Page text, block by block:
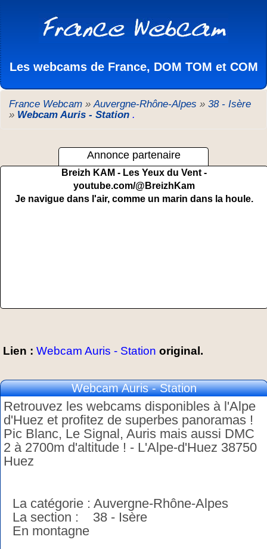
Les webcams de France, DOM TOM et COM
France Webcam »Auvergne-Rhône-Alpes » 38 - Isère
» Webcam Auris - Station .
Annonce partenaire
Breizh KAM - Les Yeux du Vent -
youtube.com/@BreizhKam
Je navigue dans l'air, comme un marin dans la houle.
Lien : Webcam Auris - Station original.
Webcam Auris - Station
Retrouvez les webcams disponibles à l'Alpe
d'Huez et profitez de superbes panoramas !
Pic Blanc, Le Signal, Auris mais aussi DMC
2 à 2700m d'altitude ! - L'Alpe-d'Huez 38750
Huez
La catégorie : Auvergne-Rhône-Alpes
La section : 38 - Isère
En montagne